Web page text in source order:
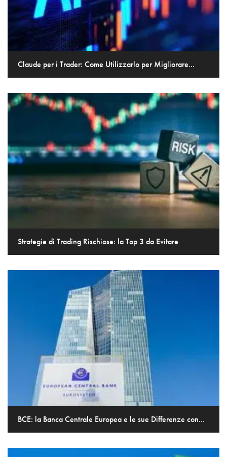
Claude per i Trader: Come Utilizzarlo per Migliorare...
Strategie di Trading Rischiose: la Top 3 da Evitare
BCE: la Banca Centrale Europea e le sue Differenze con...